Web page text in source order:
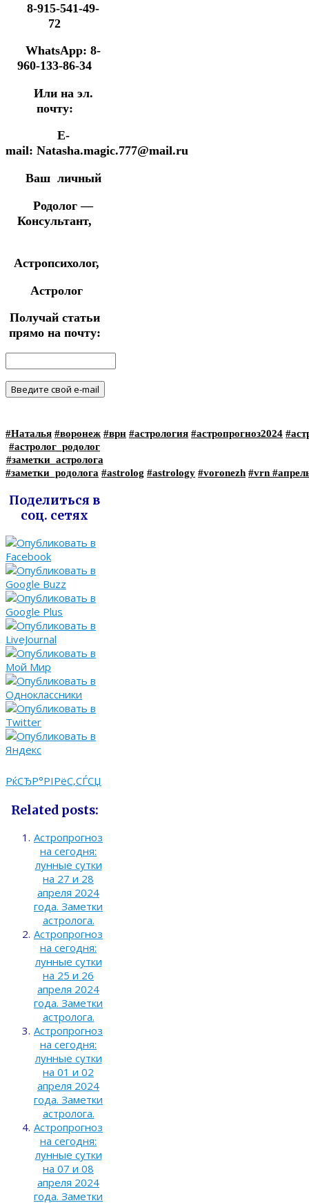
8-915-541-49-
72
WhatsApp: 8-
960-133-86-34
Или на эл.
почту:
E-
mail: Natasha.magic.777@mail.ru
Ваш личный
Родолог —
Консультант,
Астропсихолог,
Астролог
Получай статьи
прямо на почту:
#Наталья #воронеж #врн #астрология #астропрогноз2024
#астролог_родолог
#заметки_астролога
#заметки_родолога #astrolog #astrology #voronezh #vrn
Поделиться в
соц. сетях
РќСЂР°РІРёС‚СЃСЏ
Related posts:
Астропрогноз
на сегодня:
лунные сутки
на 27 и 28
апреля 2024
года. Заметки
астролога.
Астропрогноз
на сегодня:
лунные сутки
на 25 и 26
апреля 2024
года. Заметки
астролога.
Астропрогноз
на сегодня:
лунные сутки
на 01 и 02
апреля 2024
года. Заметки
астролога.
Астропрогноз
на сегодня:
лунные сутки
на 07 и 08
апреля 2024
года. Заметки